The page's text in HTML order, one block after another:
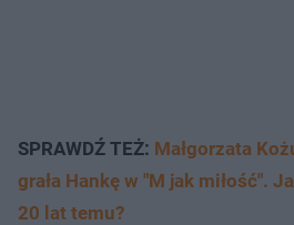
SPRAWDŹ TEŻ: Małgorzata
grała Hankę w "M jak miłość".
20 lat temu?